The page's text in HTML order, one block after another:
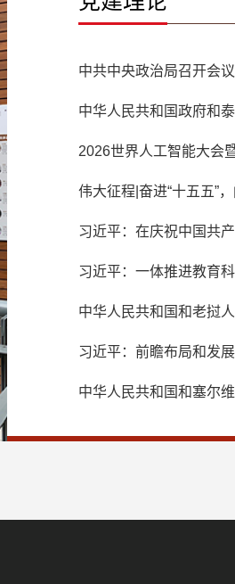
中共中央政治局召开会
当前经济形势和经济工
中华人民共和国政府和
同体的联合声明
2026世界人工智能大会
声明（全文）
伟大征程|奋进“十五五”
习近平：在庆祝中国共
习近平：一体推进教育
中华人民共和国和老挝
候中老命运共同体的联
习近平：前瞻布局和发
中华人民共和国和塞尔